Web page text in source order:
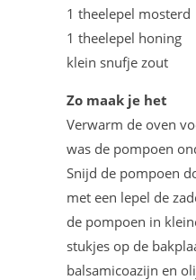
1 theelepel mosterd
1 theelepel honing
klein snufje zout
Zo maak je het
Verwarm de oven
was de pompoen
Snijd de pompoen
met een lepel de
de pompoen in
stukjes op de
balsamicoazijn en